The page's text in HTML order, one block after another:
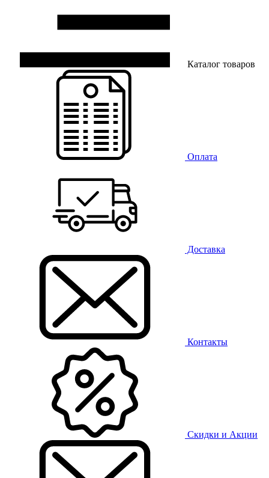
Каталог товаров
Оплата
Доставка
Контакты
Скидки и Акции